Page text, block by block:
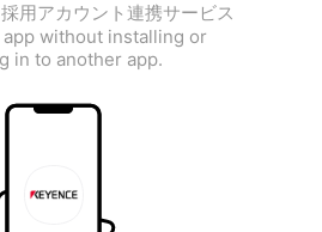
用アカウント連携サービス
app without installing or
in to another app.